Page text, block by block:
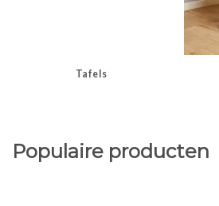
Tafels
Populaire producten